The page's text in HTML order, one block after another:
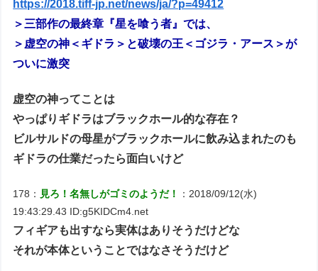
https://2018.tiff-jp.net/news/ja/?p=49412
＞三部作の最終章『星を喰う者』では、
＞虚空の神＜ギドラ＞と破壊の王＜ゴジラ・アース＞が
ついに激突
虚空の神ってことは
やっぱりギドラはブラックホール的な存在？
ビルサルドの母星がブラックホールに飲み込まれたのも
ギドラの仕業だったら面白いけど
178： 見ろ！名無しがゴミのようだ！
：2018/09/12(水)
19:43:29.43 ID:g5KIDCm4.net
フィギアも出すなら実体はありそうだけどな
それが本体ということではなさそうだけど